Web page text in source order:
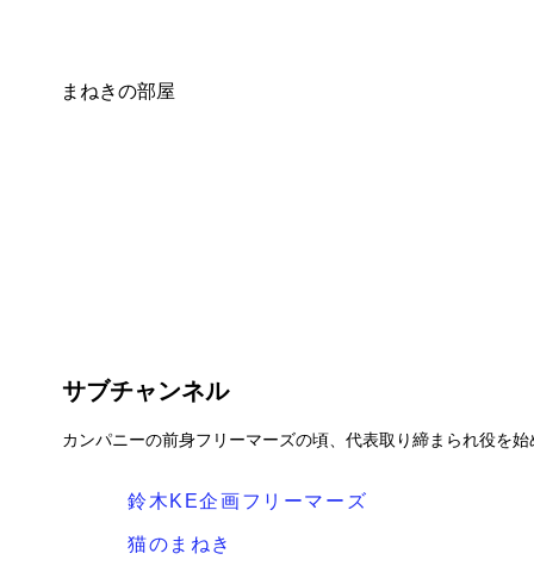
​まねきの部屋
サブチャンネル
カンパニーの前身フリーマーズの頃、代表取り締まられ役を
鈴木KE企画フリーマーズ
猫のまねき